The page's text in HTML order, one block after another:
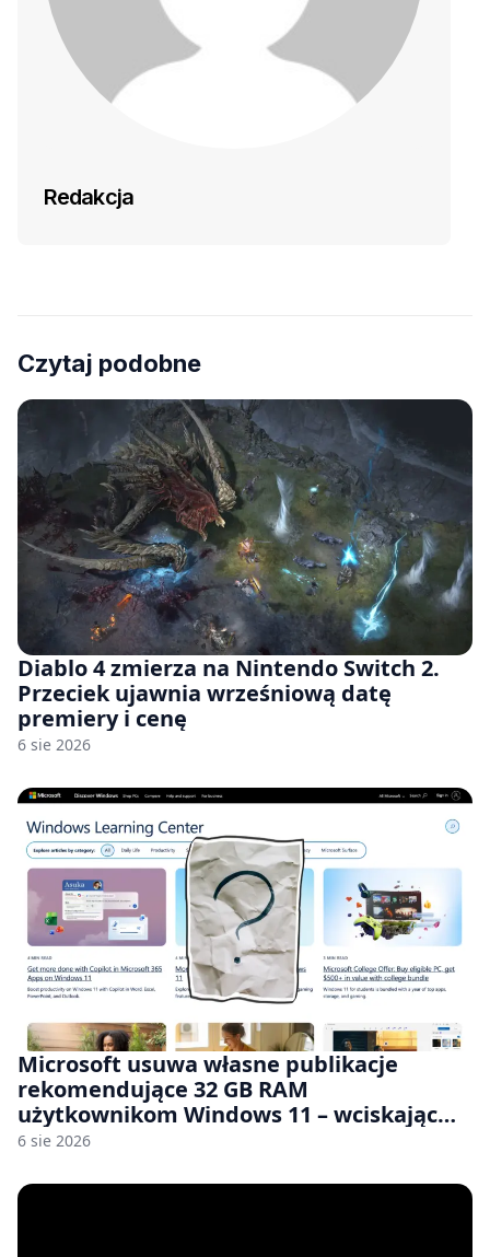
Redakcja
Czytaj podobne
Diablo 4 zmierza na Nintendo Switch 2.
Przeciek ujawnia wrześniową datę
premiery i cenę
6 sie 2026
Microsoft usuwa własne publikacje
rekomendujące 32 GB RAM
użytkownikom Windows 11 – wciskając
nam przy tym komputery z 8 GB RAM po
6 sie 2026